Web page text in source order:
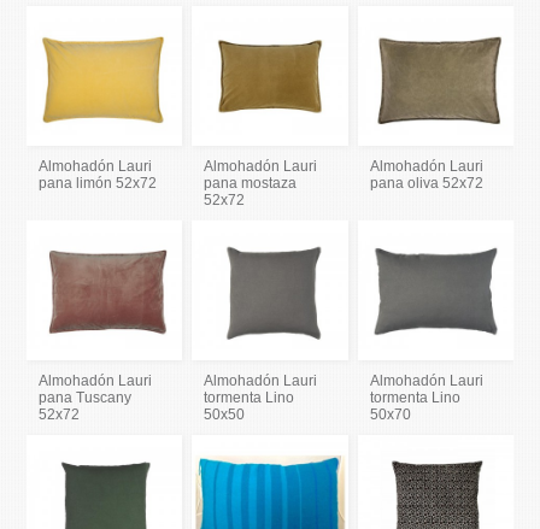
Almohadón Lauri
pana limón 52x72
Almohadón Lauri
pana mostaza
52x72
Almohadón Lauri
pana oliva 52x72
Almohadón Lauri
pana Tuscany
52x72
Almohadón Lauri
tormenta Lino
50x50
Almohadón Lauri
tormenta Lino
50x70